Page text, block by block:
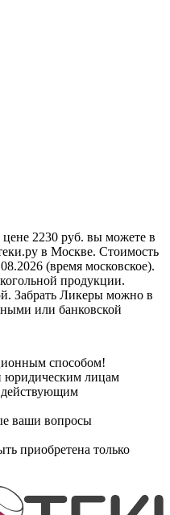
2230 руб. вы можете в
в Москве. Стоимость
(время московское).
продукции.
Забрать Ликеры можно в
или банковской
способом!
юридическим лицам
действующим
ваши вопросы
приобретена только